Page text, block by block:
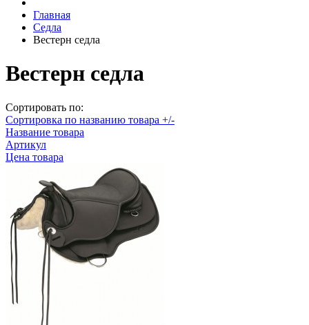
Главная
Седла
Вестерн седла
Вестерн седла
Сортировать по:
Сортировка по названию товара +/-
Название товара
Артикул
Цена товара